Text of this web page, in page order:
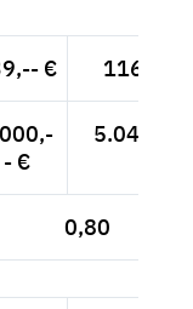
€ 116,81 €
- €
5.042,02
0,80